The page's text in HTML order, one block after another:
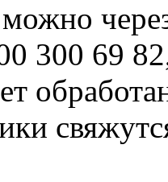
можно
300 69